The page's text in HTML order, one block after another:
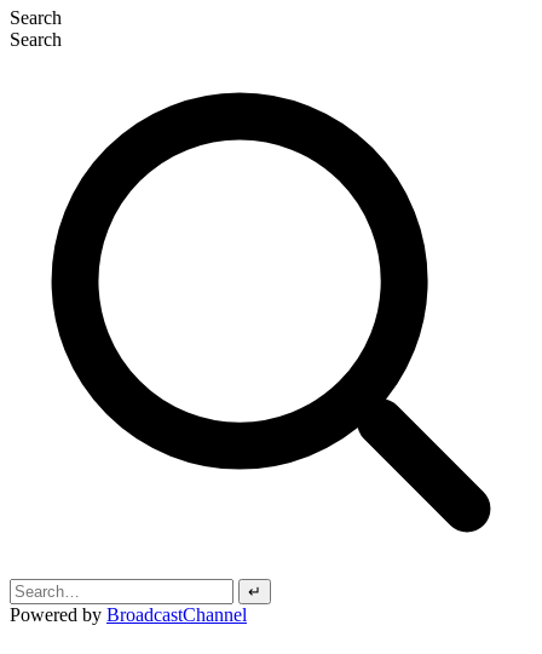
Search
Search
↵
Powered by BroadcastChannel